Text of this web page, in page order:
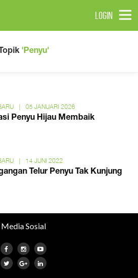
LOGIN
Topik 'Penyu'
| 05 JANUARI 2026
Penyu Hijau Membaik
| 14 JUNI 2022
Telur Penyu Tak Kunjung
Media Sosial